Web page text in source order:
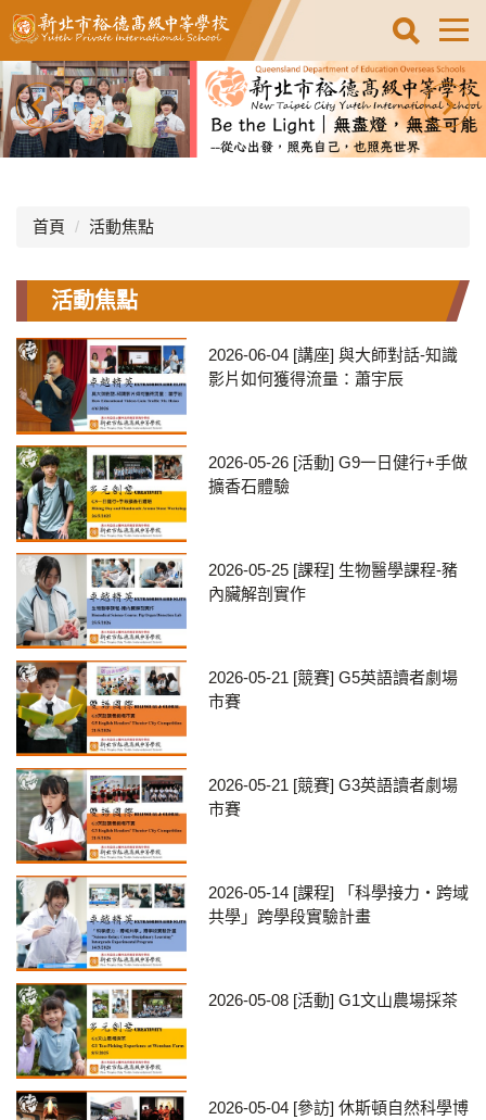
跳
到
主
要
內
容
區
首頁 活動焦點
活動焦點
2026-06-04 [講座] 與大師對話-知識
影片如何獲得流量：蕭宇辰
2026-05-26 [活動] G9一日健行+手做
擴香石體驗
2026-05-25 [課程] 生物醫學課程-豬
內臟解剖實作
2026-05-21 [競賽] G5英語讀者劇場
市賽
2026-05-21 [競賽] G3英語讀者劇場
市賽
2026-05-14 [課程] 「科學接力・跨域
共學」跨學段實驗計畫
2026-05-08 [活動] G1文山農場採茶
2026-05-04 [參訪] 休斯頓自然科學博